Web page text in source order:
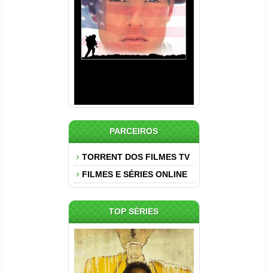
Nascido em 4 de Julho
Torrent (1989) WEB-DL 1080p
Dual Áudio
PARCEIROS
TORRENT DOS FILMES TV
FILMES E SÉRIES ONLINE
TOP SÉRIES